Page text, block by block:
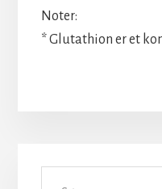
Noter:
* Glutathion er et
Primær